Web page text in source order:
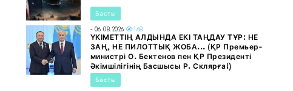
Басты
- 06.08.2026 168
ҮКІМЕТТІҢ АЛДЫНДА ЕКІ ТАҢДАУ ТҰР: НЕ
ЗАҢ, НЕ ПИЛОТТЫҚ ЖОБА... (ҚР Премьер-
министрі О. Бектенов пен ҚР Президенті
Әкімшілігінің Басшысы Р. Склярға!)
Басты